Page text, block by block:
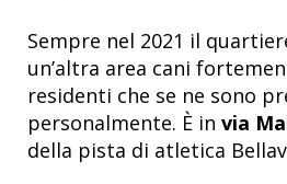
Sempre nel 2021 il
un’altra area cani
residenti che se ne sono
personalmente. È in via
della pista di atletica